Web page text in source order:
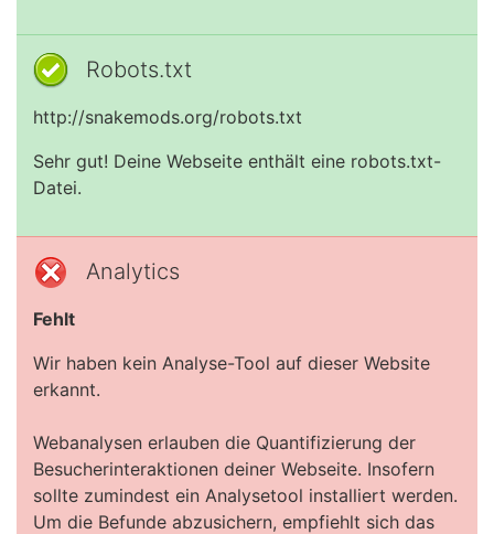
Robots.txt
http://snakemods.org/robots.txt
Sehr gut! Deine Webseite enthält eine robots.txt-
Datei.
Analytics
Fehlt
Wir haben kein Analyse-Tool auf dieser Website
erkannt.
Webanalysen erlauben die Quantifizierung der
Besucherinteraktionen deiner Webseite. Insofern
sollte zumindest ein Analysetool installiert werden.
Um die Befunde abzusichern, empfiehlt sich das